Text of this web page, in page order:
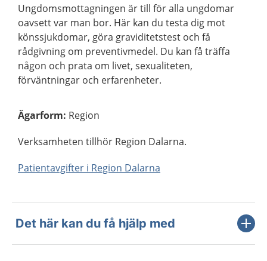
Ungdomsmottagningen är till för alla ungdomar
oavsett var man bor. Här kan du testa dig mot
könssjukdomar, göra graviditetstest och få
rådgivning om preventivmedel. Du kan få träffa
någon och prata om livet, sexualiteten,
förväntningar och erfarenheter.
Ägarform: Region
Verksamheten tillhör Region Dalarna.
Patientavgifter i Region Dalarna
Det här kan du få hjälp med